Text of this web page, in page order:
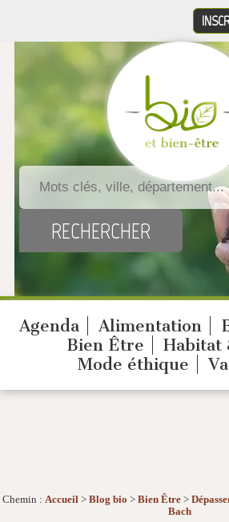
Agenda Alimentation
Bien Être
Habitat
Mode éthique
Chemin : Accueil > Blog bio > Bien Être >
Bach